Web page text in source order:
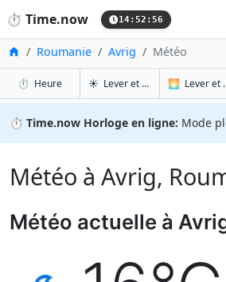
⏱️ Time.now 14:52:56
Accueil
Roumanie Avrig Météo
⏱️ Heureà Avrig☀️ Lever et coucher du soleil à
🌅 Lever et
⏱️ Time.now Horloge en ligne: Mode
Météo à Avrig,
Météo actuelle à